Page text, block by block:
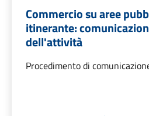
Commercio su aree
itinerante:
dell'attività
Procedimento di